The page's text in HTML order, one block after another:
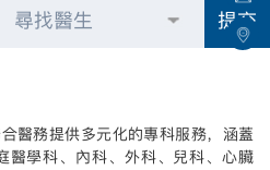
尋找醫生 提交
醫務提供多元化的專科服務，涵蓋
醫學科、內科、外科、兒科、心臟